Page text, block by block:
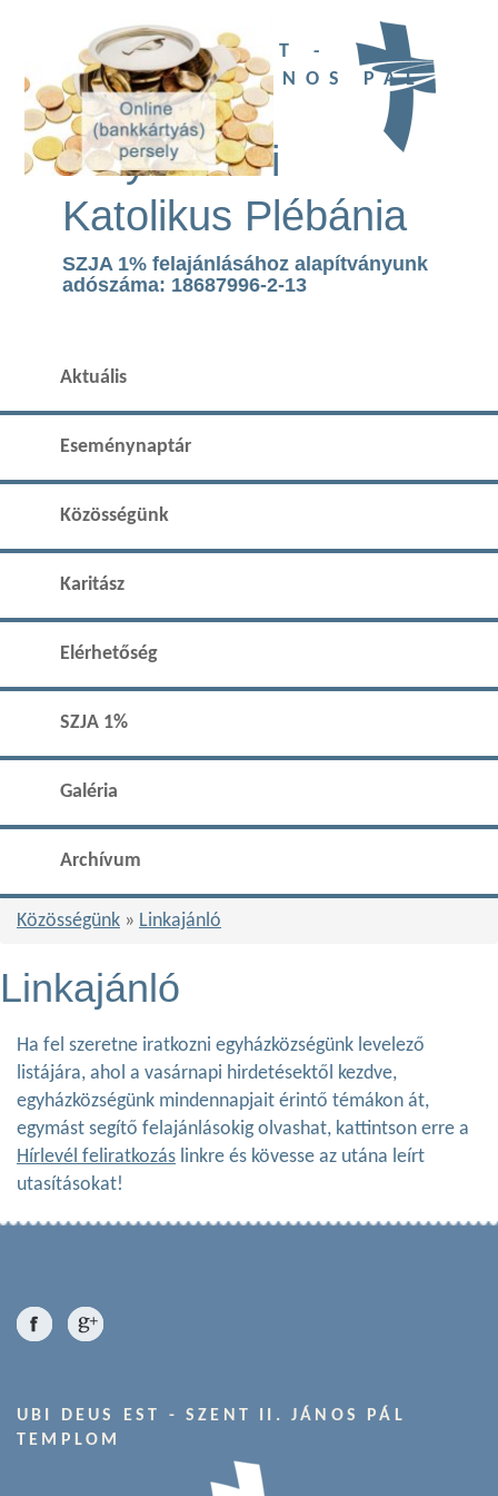
UBI DEUS EST -
SZENT II. JÁNOS PÁL
TEMPLOM
Páty Római
Katolikus Plébánia
SZJA 1% felajánlásához alapítványunk
adószáma: 18687996-2-13
Aktuális
Eseménynaptár
Közösségünk
Karitász
Elérhetőség
SZJA 1%
Galéria
Archívum
Közösségünk » Linkajánló
Linkajánló
Ha fel szeretne iratkozni egyházközségünk levelező
listájára, ahol a vasárnapi hirdetésektől kezdve,
egyházközségünk mindennapjait érintő témákon át,
egymást segítő felajánlásokig olvashat, kattintson erre a
Hírlevél feliratkozás linkre és kövesse az utána leírt
utasításokat!
UBI DEUS EST - SZENT II. JÁNOS PÁL
TEMPLOM